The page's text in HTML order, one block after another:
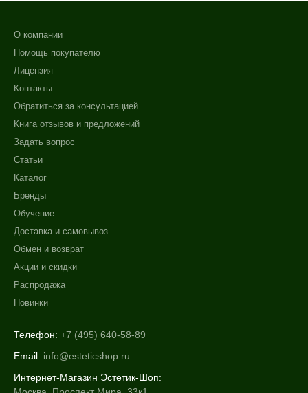
О компании
Помощь покупателю
Лицензия
Контакты
Обратиться за консультацией
Книга отзывов и предложений
Задать вопрос
Статьи
Каталог
Бренды
Обучение
Доставка и самовывоз
Обмен и возврат
Акции и скидки
Распродажа
Новинки
Телефон: +7 (495) 640-58-89
Email: info@esteticshop.ru
Интернет-Магазин Эстетик-Шоп: